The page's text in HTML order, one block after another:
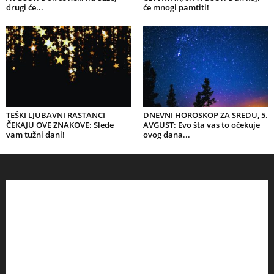
drugi će...
će mnogi pamtiti!
TEŠKI LJUBAVNI RASTANCI
ČEKAJU OVE ZNAKOVE: Slede
vam tužni dani!
DNEVNI HOROSKOP ZA SREDU, 5.
AVGUST: Evo šta vas to očekuje
ovog dana...